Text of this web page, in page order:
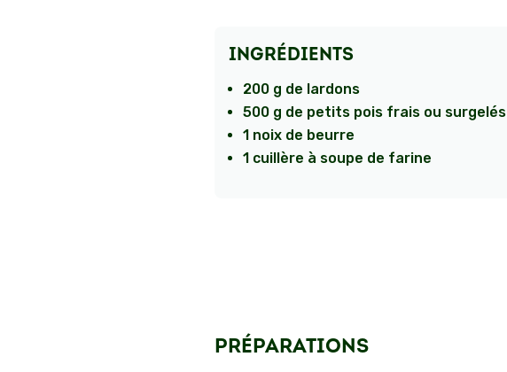
INGRÉDIENTS
200 g de lardons
500 g de petits pois frais ou surgelés
1 noix de beurre
1 cuillère à soupe de farine
PRÉPARATIONS